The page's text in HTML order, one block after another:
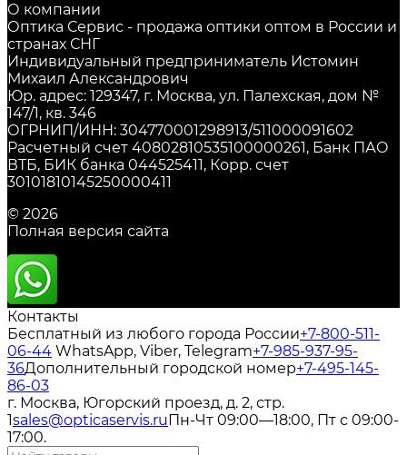
О компании
Оптика Сервис - продажа оптики оптом в России и
странах СНГ
Индивидуальный предприниматель Истомин
Михаил Александрович
Юр. адрес: 129347, г. Москва, ул. Палехская, дом №
147/1, кв. 346
ОГРНИП/ИНН: 304770001298913/511000091602
Расчетный счет 40802810535100000261, Банк ПАО
ВТБ, БИК банка 044525411, Корр. счет
30101810145250000411
© 2026
Полная версия сайта
Контакты
Бесплатный из любого города России+7-800-511-
06-44 WhatsApp, Viber, Telegram+7-985-937-95-
36Дополнительный городской номер+7-495-145-
86-03
г. Москва, Югорский проезд, д. 2, стр.
1sales@opticaservis.ruПн-Чт 09:00—18:00, Пт с 09:00-
17:00.